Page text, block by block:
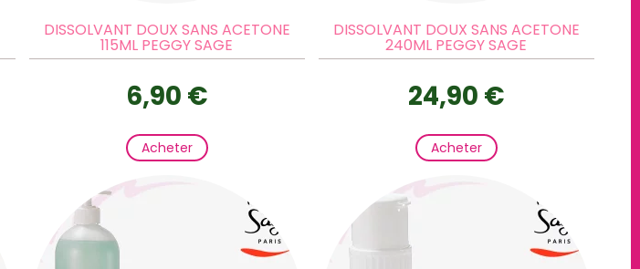
DISSOLVANT DOUX SANS ACETONE
115ML PEGGY SAGE
6,90 €
Acheter
DISSOLVANT DOUX SANS ACETONE
240ML PEGGY SAGE
24,90 €
Acheter